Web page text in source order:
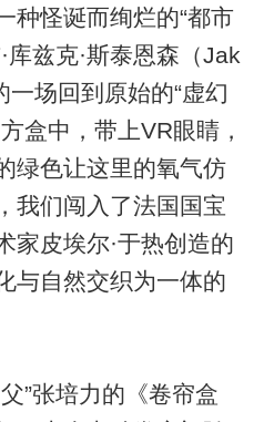
种怪诞而绚烂的“都市
库兹克·斯泰恩森（Jak
场回到原始的“虚幻
盒中，带上VR眼睛，
绿色让这里的氧气仿
我们闯入了法国国宝
家皮埃尔·于热创造的
与自然交织为一体的
张培力的《卷帘盒